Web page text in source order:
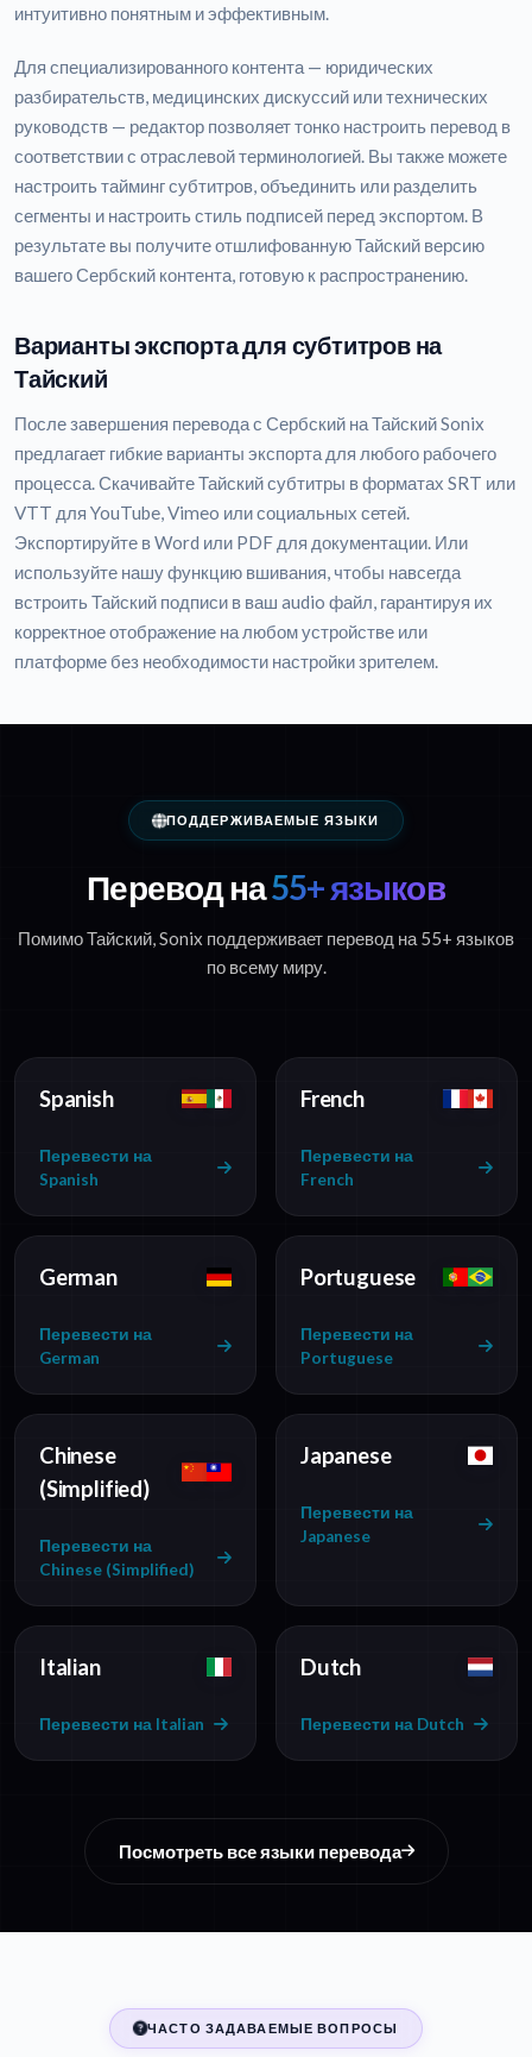
интуитивно понятным и эффективным.
Для специализированного контента — юридических
разбирательств, медицинских дискуссий или технических
руководств — редактор позволяет тонко настроить перевод в
соответствии с отраслевой терминологией. Вы также можете
настроить тайминг субтитров, объединить или разделить
сегменты и настроить стиль подписей перед экспортом. В
результате вы получите отшлифованную Тайский версию
вашего Сербский контента, готовую к распространению.
Варианты экспорта для субтитров на
Тайский
После завершения перевода с Сербский на Тайский Sonix
предлагает гибкие варианты экспорта для любого рабочего
процесса. Скачивайте Тайский субтитры в форматах SRT или
VTT для YouTube, Vimeo или социальных сетей.
Экспортируйте в Word или PDF для документации. Или
используйте нашу функцию вшивания, чтобы навсегда
встроить Тайский подписи в ваш audio файл, гарантируя их
корректное отображение на любом устройстве или
платформе без необходимости настройки зрителем.
ПОДДЕРЖИВАЕМЫЕ ЯЗЫКИ
Перевод на55+ языков
Помимо Тайский, Sonix поддерживает перевод на 55+ языков
по всему миру.
Spanish
Перевести на
Spanish
French
Перевести на
French
German
Перевести на
German
Portuguese
Перевести на
Portuguese
Chinese
(Simplified)
Перевести на
Chinese (Simplified)
Japanese
Перевести на
Japanese
Italian
Перевести на Italian
Dutch
Перевести на Dutch
Посмотреть все языки перевода
ЧАСТО ЗАДАВАЕМЫЕ ВОПРОСЫ